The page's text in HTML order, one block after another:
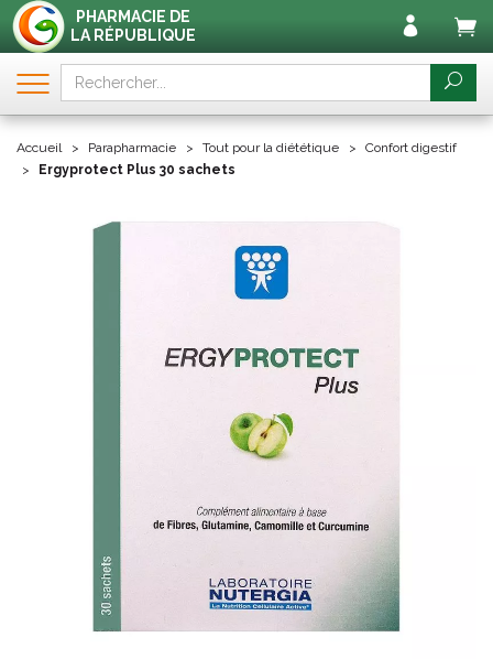
PHARMACIE DE
LA RÉPUBLIQUE
Accueil Parapharmacie Tout pour la diététique
Confort digestif
Ergyprotect Plus 30 sachets